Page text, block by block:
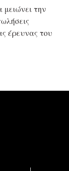
την
έρευνας του